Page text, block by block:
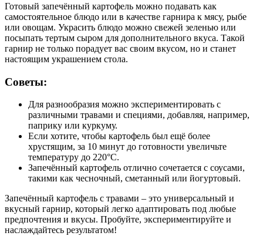
Готовый запечённый картофель можно подавать как
самостоятельное блюдо или в качестве гарнира к мясу, рыбе
или овощам. Украсить блюдо можно свежей зеленью или
посыпать тертым сыром для дополнительного вкуса. Такой
гарнир не только порадует вас своим вкусом, но и станет
настоящим украшением стола.
Советы:
Для разнообразия можно экспериментировать с
различными травами и специями, добавляя, например,
паприку или куркуму.
Если хотите, чтобы картофель был ещё более
хрустящим, за 10 минут до готовности увеличьте
температуру до 220°C.
Запечённый картофель отлично сочетается с соусами,
такими как чесночный, сметанный или йогуртовый.
Запечённый картофель с травами – это универсальный и
вкусный гарнир, который легко адаптировать под любые
предпочтения и вкусы. Пробуйте, экспериментируйте и
наслаждайтесь результатом!